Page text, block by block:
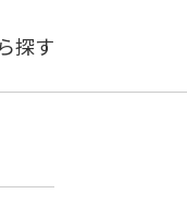
探す